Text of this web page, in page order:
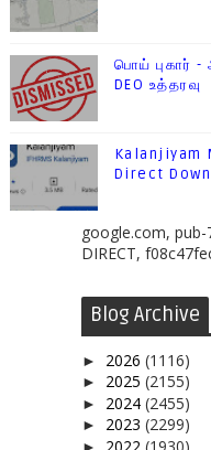
பொய் புகார் -
DEO உத்தரவு
Kalanjiyam
Direct
google.com,
DIRECT,
Blog Archive
► 2026 (1116)
► 2025 (2155)
► 2024 (2455)
► 2023 (2299)
► 2022 (1930)